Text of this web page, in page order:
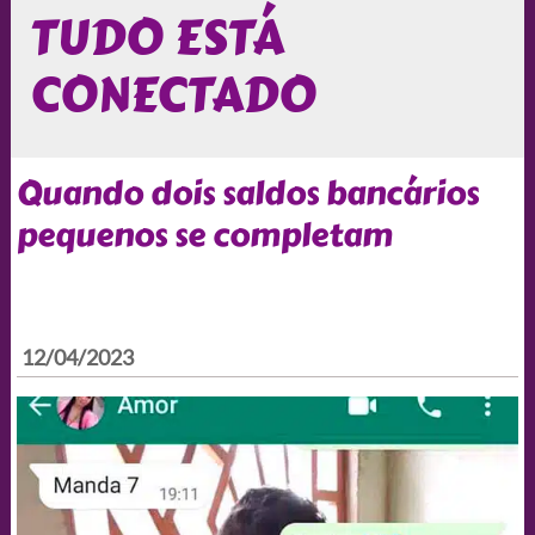
TUDO ESTÁ
CONECTADO
Quando dois saldos bancários
pequenos se completam
12/04/2023